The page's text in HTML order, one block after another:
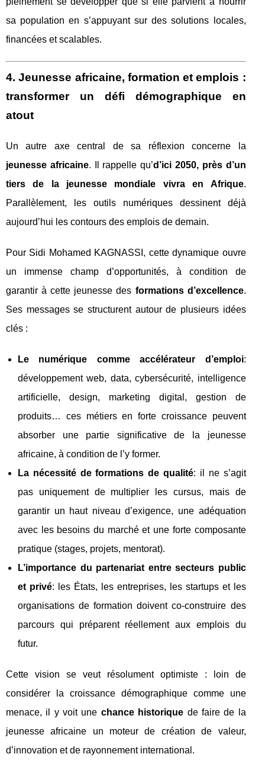
sa population en s’appuyant sur des solutions locales,
financées et scalables.
4. Jeunesse africaine, formation et emplois :
transformer un défi démographique en
atout
Un autre axe central de sa réflexion concerne la
jeunesse africaine. Il rappelle qu’d’ici 2050, près d’un
tiers de la jeunesse mondiale vivra en Afrique.
Parallèlement, les outils numériques dessinent déjà
aujourd’hui les contours des emplois de demain.
Pour Sidi Mohamed KAGNASSI, cette dynamique ouvre
un immense champ d’opportunités, à condition de
garantir à cette jeunesse des formations d’excellence.
Ses messages se structurent autour de plusieurs idées
clés :
Le numérique comme accélérateur d’emploi:
développement web, data, cybersécurité, intelligence
artificielle, design, marketing digital, gestion de
produits… ces métiers en forte croissance peuvent
absorber une partie significative de la jeunesse
africaine, à condition de l’y former.
La nécessité de formations de qualité: il ne s’agit
pas uniquement de multiplier les cursus, mais de
garantir un haut niveau d’exigence, une adéquation
avec les besoins du marché et une forte composante
pratique (stages, projets, mentorat).
L’importance du partenariat entre secteurs public
et privé: les États, les entreprises, les startups et les
organisations de formation doivent co-construire des
parcours qui préparent réellement aux emplois du
futur.
Cette vision se veut résolument optimiste : loin de
considérer la croissance démographique comme une
menace, il y voit une chance historique de faire de la
jeunesse africaine un moteur de création de valeur,
d’innovation et de rayonnement international.